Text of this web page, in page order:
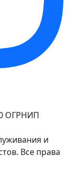
ОГРНИП
и
Все права